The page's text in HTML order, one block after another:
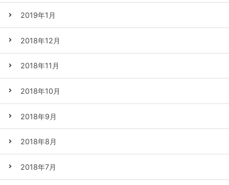
2019年1月
2018年12月
2018年11月
2018年10月
2018年9月
2018年8月
2018年7月